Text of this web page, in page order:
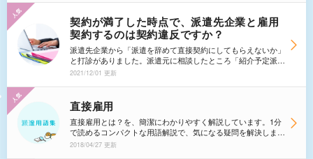
た）</span> </p>
の方は「切り替わるのが嫌ならその時にお断りをすればよいの
で、面接を受ければよい」とアドバイスを下さるのですが、そ
れでよいのでしょうか。 長期で働きたいと思ってはいるも
のの、他の仕事にもチャレンジしたいと考えているので、数か
月で契約社員に切り替えるかどうか、断った場合その会社での
仕事を継続できないことに不安を感じます。その場合は紹介予
契約が満了した時点で、派遣先企業と雇用
契約するのは契約違反ですか？
派遣先企業から「派遣を辞めて直接契約にしてもらえないか」
と打診がありました。派遣元に相談したところ「紹介予定派遣
に変更になるから変更手続きが必要、年収の3分の1を紹介料
元とは関係なく派遣先企業と雇用契約をするのも契約違反だ、
と派遣元には言われました。私としては、今の仕事を続けたい
のですが、どこに何を訴えていいのか分かりません。派遣元の
言い分は本当なのでしょうか？
2021/12/01 更新
直接雇用
直接雇用とは？を、簡潔にわかりやすく解説しています。1分
で読めるコンパクトな用語解説で、気になる疑問を解決しまし
ょう。
2018/04/27 更新